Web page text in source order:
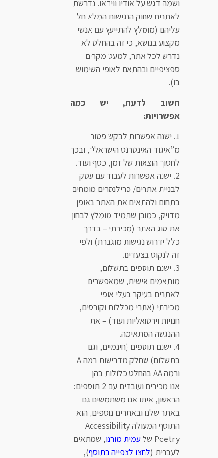
ושמה דגש על אודיו ווידאו. נדרשת
לאתרים שחוק הנגישות המלא חל
עליהם (מומלץ להתייעץ עם אנשי
מקצוע בנושא, כי זה בהחלט לא
נדרש לכל אתר, למעט מקרים
ספציפיים ובהתאם לאופי השימוש
בו).
חשוב לדעת, יש כמה
אפשרויות:
ישנה אפשרות לבקש פטור
מ”איגוד האינטרנט הישראלי”, ובכך
לחסוך הוצאות של זמן, כסף ועוד.
ישנה אפשרות לעבוד עם עסק
לבניית אתרים/ פרילנסרים מומחים
בתחום ולהתאים את האתר באופן
מדויק, כמובן שתמיד מומלץ לבחון
את סוג האתר (מכירתי – בדרך
כלל ידרוש נגישות מוגברת) ולפי
זה לנקוט בצעדים.
ישנם תוספים בתשלום,
מותאמים אישית, שמאפשרים
לאתרים בעיקר בעלי אופי
מכירתי (אתרי מכללות וקורסים,
חנויות וירטואליות ועוד) – את
ההנגשה המתאימה.
ישנם תוספים (חינמיים, וגם
בתשלום) שחלק מדרישות רמה A
ורמה AA בהחלט כלולות בהן:
אנו מכירים ועובדים עם 2 תוספים:
הראשון, איתו אנו משתמשים גם
באתר שלנו ובאתרים נוספים, הוא
התוסף המעולה Accessibility
Poetry של
עמית מורנו, שמתאים
לעברית (לחצו לצפייה בתוסף),